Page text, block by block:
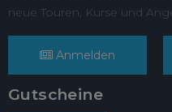
neue Touren, Kurse und
Anmelden
Gutscheine